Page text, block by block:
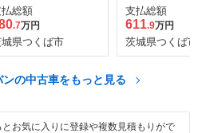
総額
.7万円
県つくば市
ング ディー
ボ 4WD
支払総額
611.9万円
茨城県つくば市
ンの中古車をもっと見る
とお気に入りに登録や複数見積もりがで